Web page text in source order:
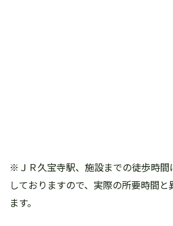
※ＪＲ久宝寺駅、施設までの徒歩時間
しておりますので、実際の所要時間
ます。